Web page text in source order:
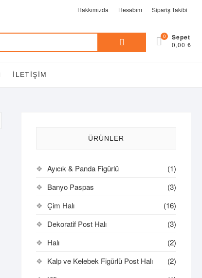
Hakkımızda Hesabım Sipariş Takibi
0
0,00 ₺
İLETIŞIM
ÜRÜNLER
Ayıcık & Panda Figürlü
(1)
Banyo Paspas
(3)
Çim Halı
(16)
Dekoratif Post Halı
(3)
Halı
(2)
Kalp ve Kelebek Figürlü Post Halı
(2)